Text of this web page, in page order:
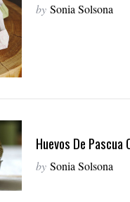
by Sonia Solsona
Huevos De Pascua
by Sonia Solsona